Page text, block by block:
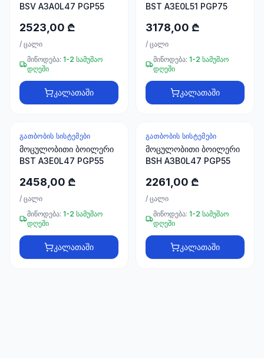
სამაგრები
პროდუქტი
სახლი და
ინტერიერი
10
პროდუქტი
+995
599
23
33
BSV A3A0L47 PGP55
2523,00 ₾
/ ცალი
მიწოდება: 1-2 სამუშაო
დღეში
კალათაში
BST A3E0L51 PGP75
3178,00 ₾
/ ცალი
მიწოდება: 1-2 სამუშაო
დღეში
კალათაში
ᲒᲐᲗᲑᲝᲑᲘᲡ ᲡᲘᲡᲢᲔᲛᲔᲑᲘ
მოცულობითი ბოილერი
BST A3E0L47 PGP55
2458,00 ₾
/ ცალი
მიწოდება: 1-2 სამუშაო
დღეში
კალათაში
ᲒᲐᲗᲑᲝᲑᲘᲡ ᲡᲘᲡᲢᲔᲛᲔᲑᲘ
მოცულობითი ბოილერი
BSH A3B0L47 PGP55
2261,00 ₾
/ ცალი
მიწოდება: 1-2 სამუშაო
დღეში
კალათაში